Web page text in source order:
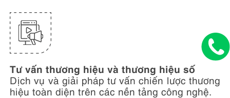
Tư vấn thương hiệu và thương hiệu số
Dịch vụ và giải pháp tư vấn chiến lược thương
hiệu toàn diện trên các nền tảng công nghệ.